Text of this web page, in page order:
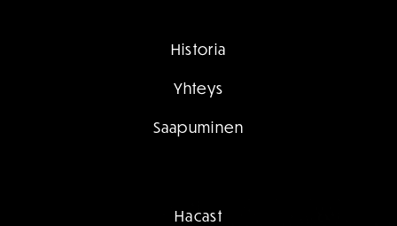
Historia
Yhteys
Saapuminen
Hacast